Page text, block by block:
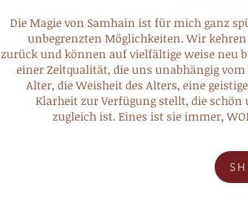
Die Magie von Samhain ist für mich ganz
unbegrenzten Möglichkeiten. Wir
zurück und können auf vielfältige weise neu
einer Zeitqualität, die uns unabhängig
Alter, die Weisheit des Alters, eine
Klarheit zur Verfügung stellt, die schön
zugleich ist. Eines ist sie immer,